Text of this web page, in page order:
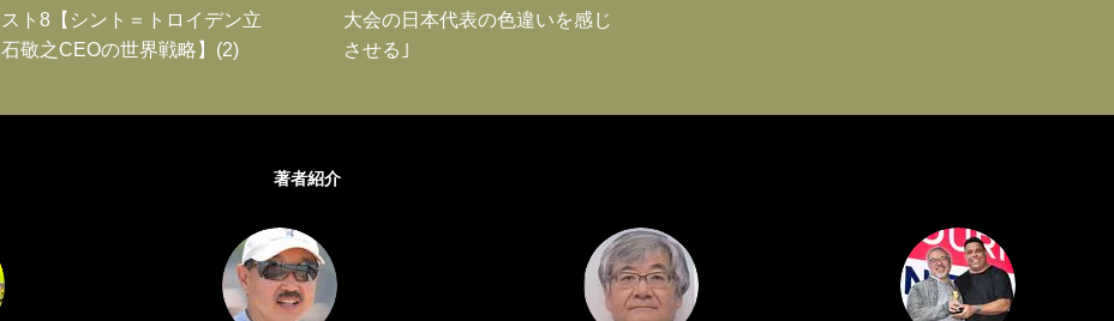
スト8【シント＝トロイデン立
石敬之CEOの世界戦略】(2)
大会の日本代表の色違いを感じ
させる｣
著者紹介